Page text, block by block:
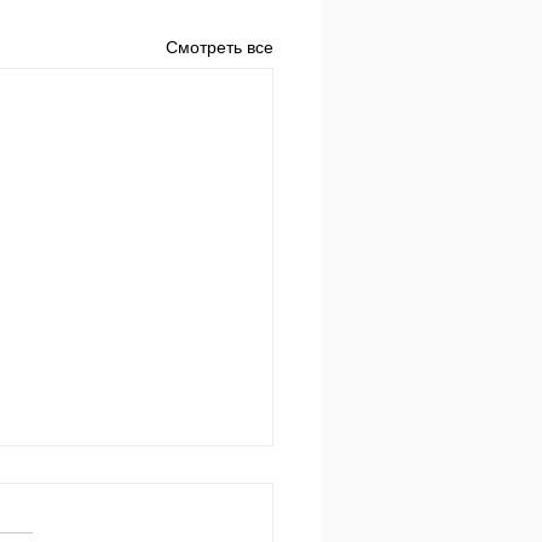
Смотреть все
Пр.24:3-4: «Мудростью